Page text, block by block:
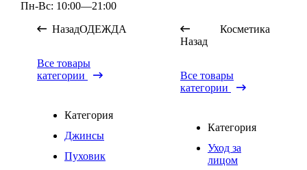
Пн-Вс: 10:00—21:00
НазадОДЕЖДА
Все товары
категории
Категория
Джинсы
Пуховик
Назад
Косметика
Все товары
категории
Категория
Уход за
лицом